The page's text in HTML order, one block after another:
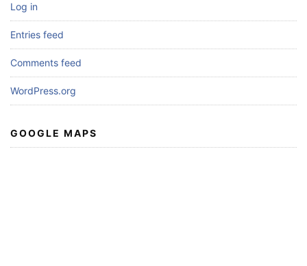
Log in
Entries feed
Comments feed
WordPress.org
GOOGLE MAPS